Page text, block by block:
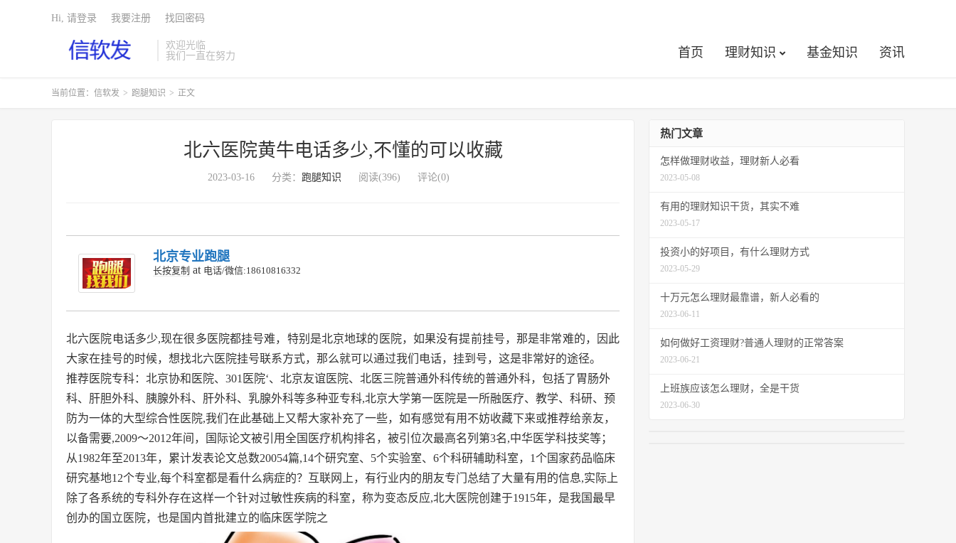
欢迎光临
我们一直在努力
首页 理财知识 基金知识 资讯
Hi, 请登录 我要注册 找回密码
当前位置： 信软发 > 跑腿知识 > 正文
北六医院黄牛电话多少,不懂的可以收藏
2023-03-16 分类： 跑腿知识 阅读(396) 评论(0)
北京专业跑腿
长按复制 at 电话/微信:18610816332
北六医院电话多少,现在很多医院都挂号难，特别是北京地球的医院，如果没有提前挂号，那是非常难的，因此
大家在挂号的时候，想找北六医院挂号联系方式，那么就可以通过我们电话，挂到号，这是非常好的途径。
推荐医院专科：北京协和医院、301医院‘、北京友谊医院、北医三院普通外科传统的普通外科，包括了胃肠外
科、肝胆外科、胰腺外科、肝外科、乳腺外科等多种亚专科,北京大学第一医院是一所融医疗、教学、科研、预
防为一体的大型综合性医院,我们在此基础上又帮大家补充了一些，如有感觉有用不妨收藏下来或推荐给亲友，
以备需要,2009～2012年间，国际论文被引用全国医疗机构排名，被引位次最高名列第3名,中华医学科技奖等；
从1982年至2013年，累计发表论文总数20054篇,14个研究室、5个实验室、6个科研辅助科室，1个国家药品临床
研究基地12个专业,每个科室都是看什么病症的？互联网上，有行业内的朋友专门总结了大量有用的信息,实际上
除了各系统的专科外存在这样一个针对过敏性疾病的科室，称为变态反应,北大医院创建于1915年，是我国最早
创办的国立医院，也是国内首批建立的临床医学院之
热门文章
怎样做理财收益，理财新人必看
2023-05-08
有用的理财知识干货，其实不难
2023-05-17
投资小的好项目，有什么理财方式
2023-05-29
十万元怎么理财最靠谱，新人必看的
2023-06-11
如何做好工资理财?普通人理财的正常答案
2023-06-21
上班族应该怎么理财，全是干货
2023-06-30